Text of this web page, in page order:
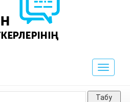
Toggle
Табу